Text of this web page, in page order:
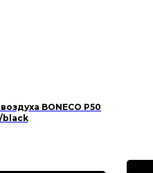
BONECO P50
black